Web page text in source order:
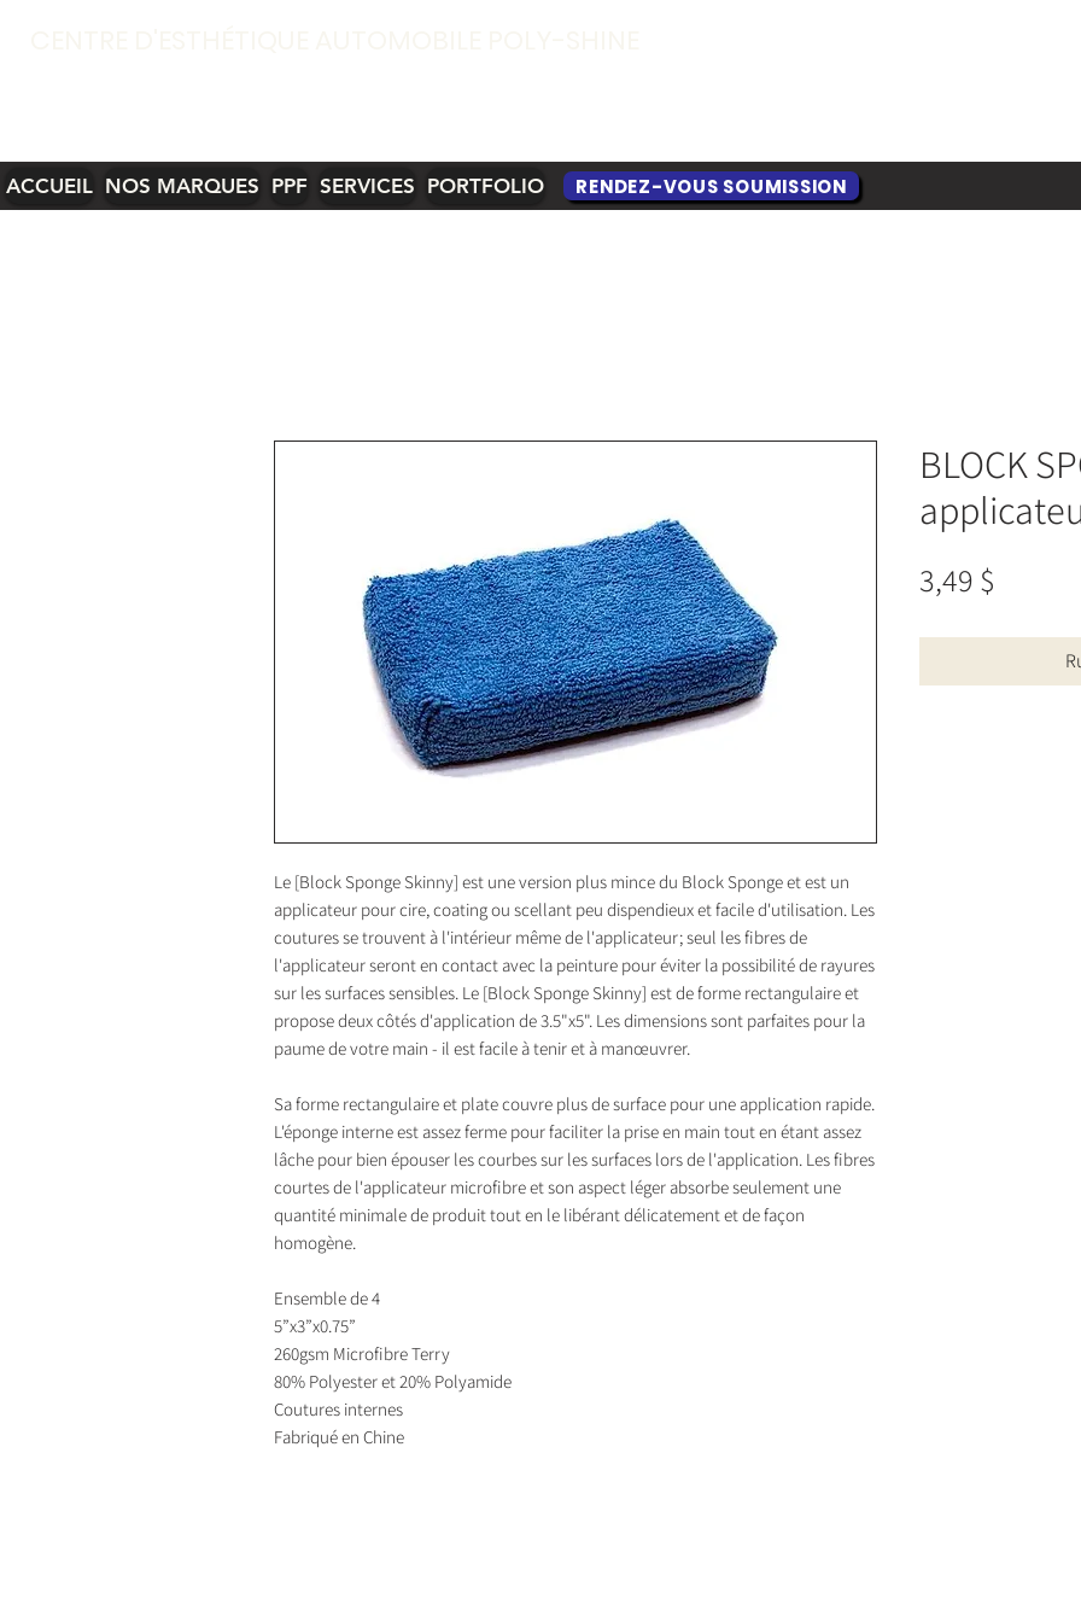
ACCUEIL NOS MARQUES PPF SERVICES PORTFOLIO RENDEZ-VOUS SOUMISSION
Le [Block Sponge Skinny] est une version plus mince du Block Sponge et est un
applicateur pour cire, coating ou scellant peu dispendieux et facile d'utilisation. Les
coutures se trouvent à l'intérieur même de l'applicateur; seul les fibres de
l'applicateur seront en contact avec la peinture pour éviter la possibilité de rayures
sur les surfaces sensibles. Le [Block Sponge Skinny] est de forme rectangulaire et
propose deux côtés d'application de 3.5"x5". Les dimensions sont parfaites pour la
paume de votre main - il est facile à tenir et à manœuvrer.
Sa forme rectangulaire et plate couvre plus de surface pour une application rapide.
L'éponge interne est assez ferme pour faciliter la prise en main tout en étant assez
lâche pour bien épouser les courbes sur les surfaces lors de l'application. Les fibres
courtes de l'applicateur microfibre et son aspect léger absorbe seulement une
quantité minimale de produit tout en le libérant délicatement et de façon
homogène.
Ensemble de 4
5”x3”x0.75”
260gsm Microfibre Terry
80% Polyester et 20% Polyamide
Coutures internes
Fabriqué en Chine
BLOCK
3,49 $